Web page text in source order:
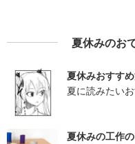
夏休みのお
夏休みおすす
夏に読みたい
夏休みの工作